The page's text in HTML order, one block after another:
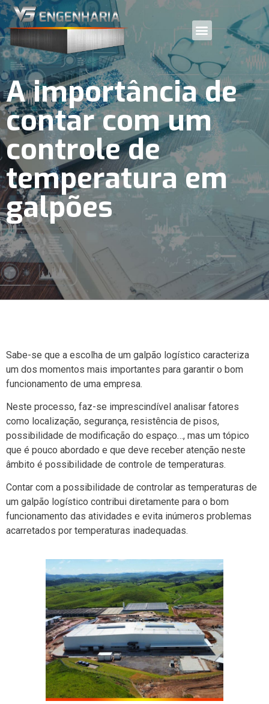
A importância de
contar com um
controle de
temperatura em
galpões
Sabe-se que a escolha de um galpão logístico caracteriza
um dos momentos mais importantes para garantir o bom
funcionamento de uma empresa.
Neste processo, faz-se imprescindível analisar fatores
como localização, segurança, resistência de pisos,
possibilidade de modificação do espaço…, mas um tópico
que é pouco abordado e que deve receber atenção neste
âmbito é possibilidade de controle de temperaturas.
Contar com a possibilidade de controlar as temperaturas de
um galpão logístico contribui diretamente para o bom
funcionamento das atividades e evita inúmeros problemas
acarretados por temperaturas inadequadas.